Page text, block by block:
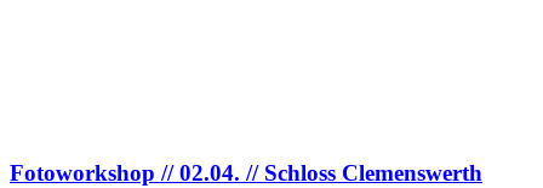
Fotoworkshop // 02.04. // Schloss Clemenswerth